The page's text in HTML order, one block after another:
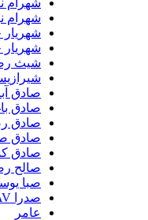
شهرام ناظری
شهرام نیک یار
شهریار حسینی
شهریار خسروی
شیث رضایی
شیرازیس باند
صادق آبان
صادق باغبانی
صادق رضایی
صادق صفدریان
صادق کشاورز
صالح رضایی
صبا یوسفی